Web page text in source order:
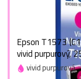
Epson T1573
vivid purpurový,
vivid purpurová